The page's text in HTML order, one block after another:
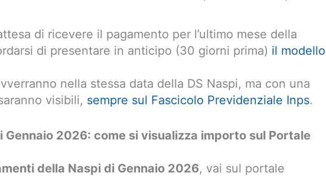
di ricevere il pagamento per l’ultimo mese della
di presentare in anticipo (30 giorni prima) il modello
nella stessa data della DS Naspi, ma con una
visibili, sempre sul Fascicolo Previdenziale Inps.
Gennaio 2026: come si visualizza importo sul Portale
della Naspi di Gennaio 2026, vai sul portale